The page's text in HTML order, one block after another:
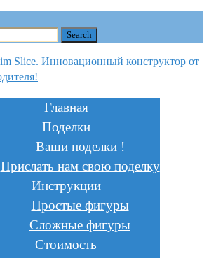
Главная
Поделки
Ваши поделки !
Прислать нам свою поделку
Инструкции
Простые фигуры
Сложные фигуры
Стоимость